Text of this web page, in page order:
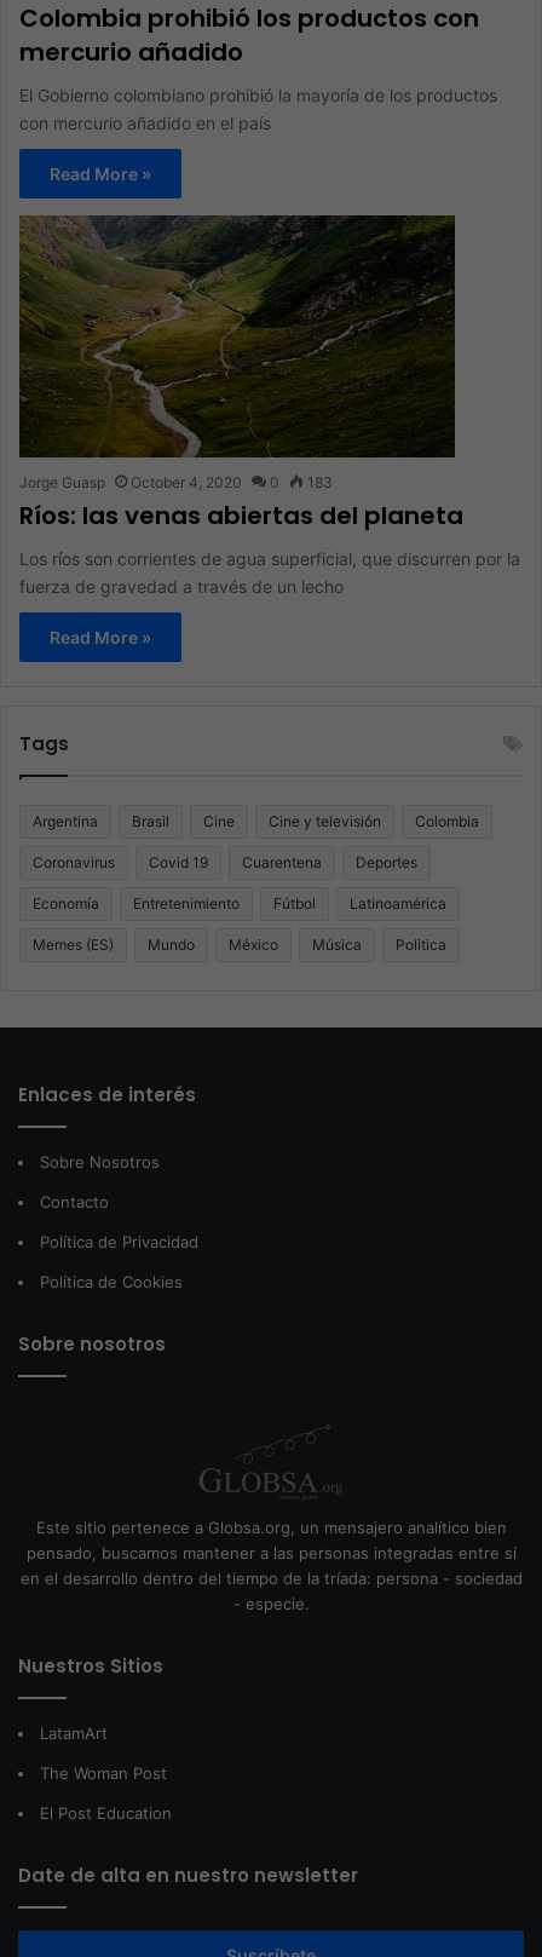
Colombia prohibió los productos con
mercurio añadido
El Gobierno colombiano prohibió la mayoría de los productos
con mercurio añadido en el país
Read More »
Jorge Guasp October 4, 2020 0 183
Ríos: las venas abiertas del planeta
Los ríos son corrientes de agua superficial, que discurren por la
fuerza de gravedad a través de un lecho
Read More »
Tags
Argentina Brasil Cine Cine y televisión Colombia
Coronavirus Covid 19 Cuarentena Deportes
Economía Entretenimiento Fútbol Latinoamérica
Memes (ES) Mundo México Música Politica
Enlaces de interés
Sobre Nosotros
Contacto
Política de Privacidad
Política de Cookies
Sobre nosotros
Este sitio pertenece a Globsa.org, un mensajero analítico bien
pensado, buscamos mantener a las personas integradas entre sí
en el desarrollo dentro del tiempo de la tríada: persona - sociedad
- especie.
Nuestros Sitios
LatamArt
The Woman Post
El Post Education
Date de alta en nuestro newsletter